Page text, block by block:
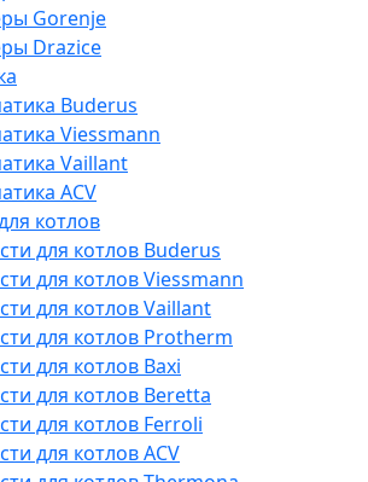
Gorenje
Drazice
Buderus
Viessmann
Vaillant
ACV
котлов
для котлов Buderus
для котлов Viessmann
для котлов Vaillant
для котлов Protherm
для котлов Baxi
для котлов Beretta
для котлов Ferroli
для котлов ACV